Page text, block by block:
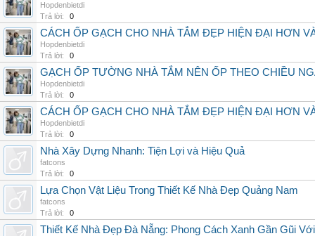
Hopdenbietdi
Trả lời:
0
CÁCH ỐP GẠCH CHO NHÀ TẮM ĐẸP HIỆN ĐẠI HƠN
Hopdenbietdi
Trả lời:
0
GẠCH ỐP TƯỜNG NHÀ TẮM NÊN ỐP THEO CHIỀU
Hopdenbietdi
Trả lời:
0
CÁCH ỐP GẠCH CHO NHÀ TẮM ĐẸP HIỆN ĐẠI HƠN
Hopdenbietdi
Trả lời:
0
Nhà Xây Dựng Nhanh: Tiện Lợi và Hiệu Quả
fatcons
Trả lời:
0
Lựa Chọn Vật Liệu Trong Thiết Kế Nhà Đẹp Quảng Nam
fatcons
Trả lời:
0
Thiết Kế Nhà Đẹp Đà Nẵng: Phong Cách Xanh Gần Gũi